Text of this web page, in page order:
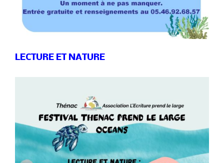
LECTURE ET NATURE